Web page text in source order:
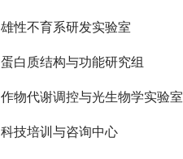
雄性不育系研发实验室
蛋白质结构与功能研究组
作物代谢调控与光生物学实验室
科技培训与咨询中心